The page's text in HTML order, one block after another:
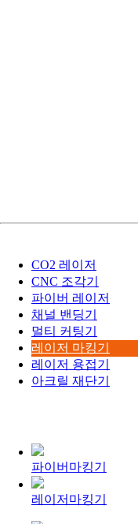
CO2 레이저
CNC 조각기
파이버 레이저
채널 밴딩기
멀티 커팅기
레이저 마킹기
레이저 용접기
아크릴 재단기
파이버마킹기
레이저마킹기